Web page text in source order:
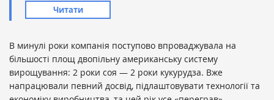
Читати
В минулі роки компанія поступово впроваджувала на
більшості площ двопільну американську систему
вирощування: 2 роки соя — 2 роки кукурудза. Вже
напрацювали певний досвід, підлаштовувати технології та